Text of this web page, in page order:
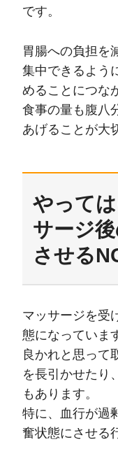
です。
胃腸への負担を
集中できるよう
めることにつな
食事の量も腹八
あげることが大
やって
サージ
させる
マッサージを受
態になっていま
良かれと思って
を長引かせたり
もあります。
特に、血行が過
奮状態にさせる